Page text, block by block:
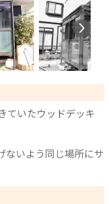
ていたウッドデッキ
ないよう同じ場所にサ